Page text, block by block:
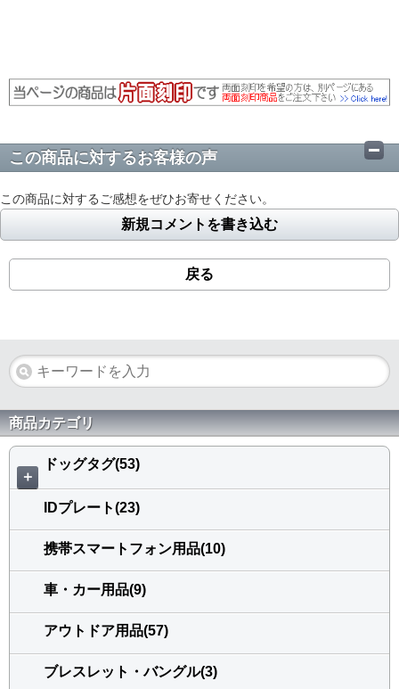
この商品に対するお客様の声
この商品に対するご感想をぜひお寄せください。
新規コメントを書き込む
戻る
商品カテゴリ
＋
ドッグタグ(53)
IDプレート(23)
携帯スマートフォン用品(10)
車・カー用品(9)
アウトドア用品(57)
ブレスレット・バングル(3)